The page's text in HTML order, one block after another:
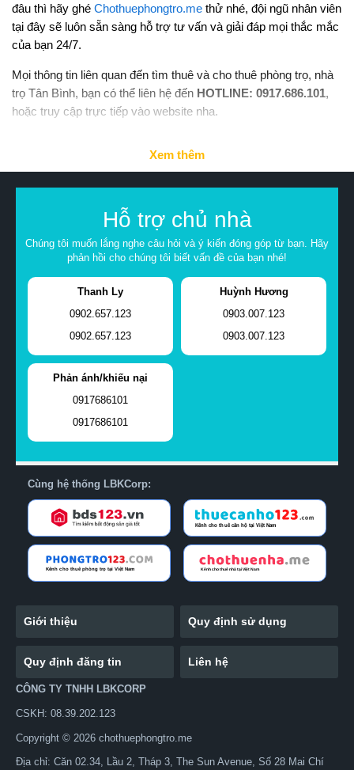
đâu thì hãy ghé Chothuephongtro.me thử nhé, đội ngũ nhân viên
tại đây sẽ luôn sẵn sàng hỗ trợ tư vấn và giải đáp mọi thắc mắc
của bạn 24/7.
Mọi thông tin liên quan đến tìm thuê và cho thuê phòng trọ, nhà
trọ Tân Bình, bạn có thể liên hệ đến HOTLINE: 0917.686.101,
hoặc truy cập trực tiếp vào website nha.
Xem thêm
Hỗ trợ chủ nhà
Chúng tôi muốn lắng nghe câu hỏi và ý kiến đóng góp từ bạn. Hãy
phản hồi cho chúng tôi biết vấn đề của bạn nhé!
Thanh Ly
0902.657.123
0902.657.123
Huỳnh Hương
0903.007.123
0903.007.123
Phản ánh/khiếu nại
0917686101
0917686101
Cùng hệ thống LBKCorp:
Giới thiệu Quy định sử dụng
Quy định đăng tin Liên hệ
CÔNG TY TNHH LBKCORP
CSKH: 08.39.202.123
Copyright © 2026 chothuephongtro.me
Địa chỉ: Căn 02.34, Lầu 2, Tháp 3, The Sun Avenue, Số 28 Mai Chí